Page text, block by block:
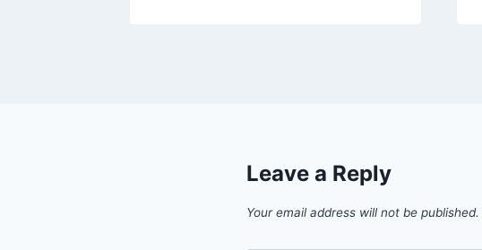
Leave a Reply
Your email address will not be published.